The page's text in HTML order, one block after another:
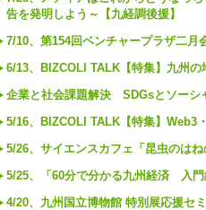
告を発明しよう～【九経調後援】
7/10、第154回ベンチャープラザ二月
6/13、BIZCOLI TALK【特集】九州の
企業と社会課題解決 SDGsとソーシ
5/16、BIZCOLI TALK【特集】Web3
5/26、サイエンスカフェ「昆虫のは
5/25、「60分で分かる九州経済 入門
4/20、九州国立博物館 特別展応援セ